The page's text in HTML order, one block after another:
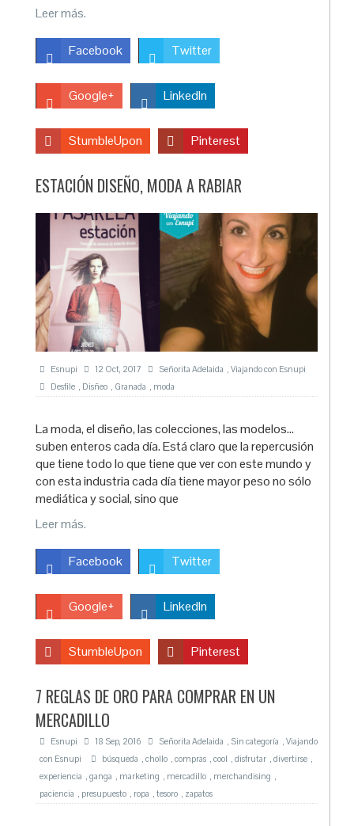
Leer más.
Facebook Twitter
Google+ LinkedIn
StumbleUpon Pinterest
ESTACIÓN DISEÑO, MODA A RABIAR
Esnupi 12 Oct, 2017 Señorita Adelaida , Viajando con Esnupi
Desfile , Disñeo , Granada , moda
La moda, el diseño, las colecciones, las modelos…
suben enteros cada día. Está claro que la repercusión
que tiene todo lo que tiene que ver con este mundo y
con esta industria cada día tiene mayor peso no sólo
mediática y social, sino que
Leer más.
Facebook Twitter
Google+ LinkedIn
StumbleUpon Pinterest
7 REGLAS DE ORO PARA COMPRAR EN UN
MERCADILLO
Esnupi 18 Sep, 2016 Señorita Adelaida , Sin categoría , Viajando
con Esnupi
búsqueda , chollo , compras , cool , disfrutar , divertirse ,
experiencia , ganga , marketing , mercadillo , merchandising ,
paciencia , presupuesto , ropa , tesoro , zapatos